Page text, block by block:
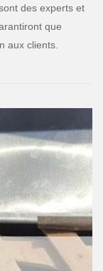
des experts et
que
aux clients.